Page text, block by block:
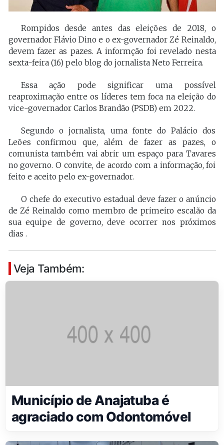
Rompidos desde antes das eleições de 2018, o
governador Flávio Dino e o ex-governador Zé Reinaldo,
devem fazer as pazes. A informção foi revelado nesta
sexta-feira (16) pelo blog do jornalista Neto Ferreira.
Essa ação pode significar uma possível
reaproximação entre os líderes tem foca na eleição do
vice-governador Carlos Brandão (PSDB) em 2022.
Segundo o jornalista, uma fonte do Palácio dos
Leões confirmou que, além de fazer as pazes, o
comunista também vai abrir um espaço para Tavares
no governo. O convite, de acordo com a informação, foi
feito e aceito pelo ex-governador.
O chefe do executivo estadual deve fazer o anúncio
de Zé Reinaldo como membro de primeiro escalão da
sua equipe de governo, deve ocorrer nos próximos
dias .
Veja Também:
Município de Anajatuba é
agraciado com Odontomóvel